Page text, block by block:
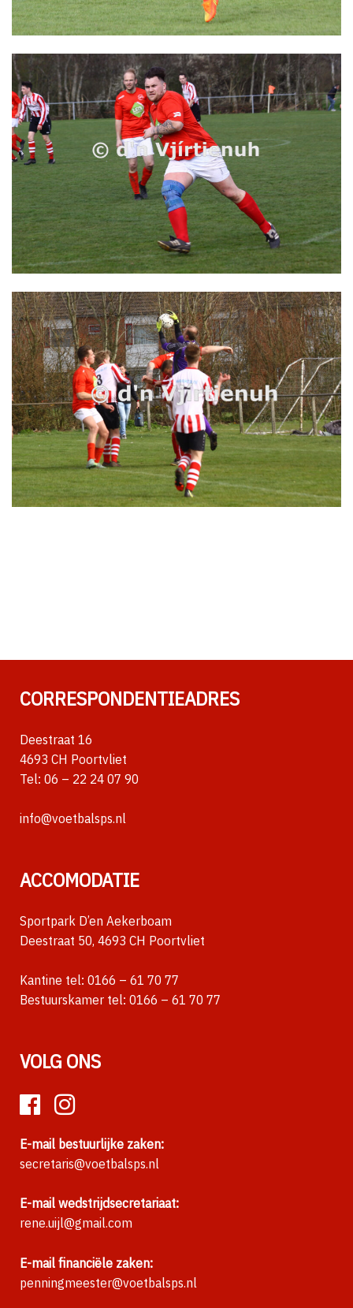
CORRESPONDENTIEADRES
Deestraat 16
4693 CH Poortvliet
Tel: 06 – 22 24 07 90
info@voetbalsps.nl
ACCOMODATIE
Sportpark D’en Aekerboam
Deestraat 50, 4693 CH Poortvliet
Kantine tel: 0166 – 61 70 77
Bestuurskamer tel: 0166 – 61 70 77
VOLG ONS
E-mail bestuurlijke zaken:
secretaris@voetbalsps.nl
E-mail wedstrijdsecretariaat:
rene.uijl@gmail.com
E-mail financiële zaken:
penningmeester@voetbalsps.nl